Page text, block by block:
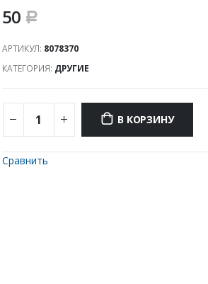
50 Р
АРТИКУЛ: 8078370
КАТЕГОРИЯ: ДРУГИЕ
В КОРЗИНУ
Сравнить